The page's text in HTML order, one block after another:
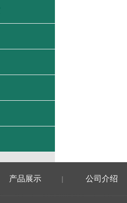
产品展示 | 公司介绍